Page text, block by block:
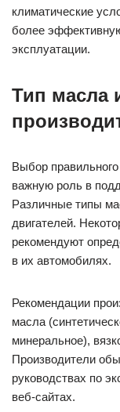
климатические
более
эксплуатации.
Тип масла
Выбор
важную роль в
Различные типы
двигателей.
рекомендуют
в их автомобилях.
Рекомендации
масла
минеральное),
Производители
руководствах по
веб-сайтах.